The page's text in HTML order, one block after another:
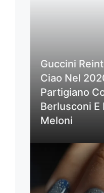
Guccini
Ciao Nel
Partigiano
Berlusconi E
Meloni